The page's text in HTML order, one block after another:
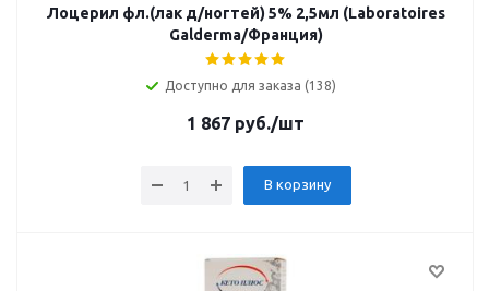
Лоцерил фл.(лак д/ногтей) 5% 2,5мл (Laboratoires
Galderma/Франция)
Доступно для заказа (138)
1 867 руб./шт
В корзину